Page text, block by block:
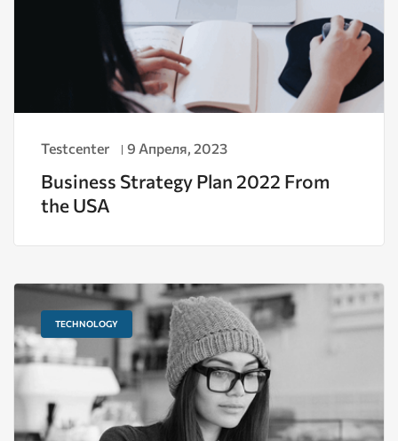
Testcenter 9 Апреля, 2023
Business Strategy Plan 2022 From
the USA
TECHNOLOGY